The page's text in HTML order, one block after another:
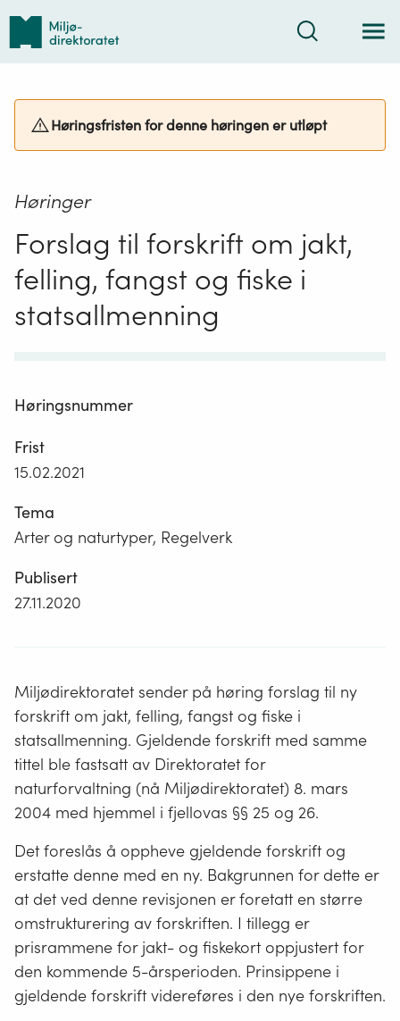
Tilbake
forsiden
Søk
Høringsfristen for denne høringen er utløpt
Høringer
Forslag til forskrift om jakt,
felling, fangst og fiske i
statsallmenning
Høringsnummer
Frist
15.02.2021
Tema
Arter og naturtyper, Regelverk
Publisert
27.11.2020
Miljødirektoratet sender på høring forslag til ny
forskrift om jakt, felling, fangst og fiske i
statsallmenning. Gjeldende forskrift med samme
tittel ble fastsatt av Direktoratet for
naturforvaltning (nå Miljødirektoratet) 8. mars
2004 med hjemmel i fjellovas §§ 25 og 26.
Det foreslås å oppheve gjeldende forskrift og
erstatte denne med en ny. Bakgrunnen for dette er
at det ved denne revisjonen er foretatt en større
omstrukturering av forskriften. I tillegg er
prisrammene for jakt- og fiskekort oppjustert for
den kommende 5-årsperioden. Prinsippene i
gjeldende forskrift videreføres i den nye forskriften.